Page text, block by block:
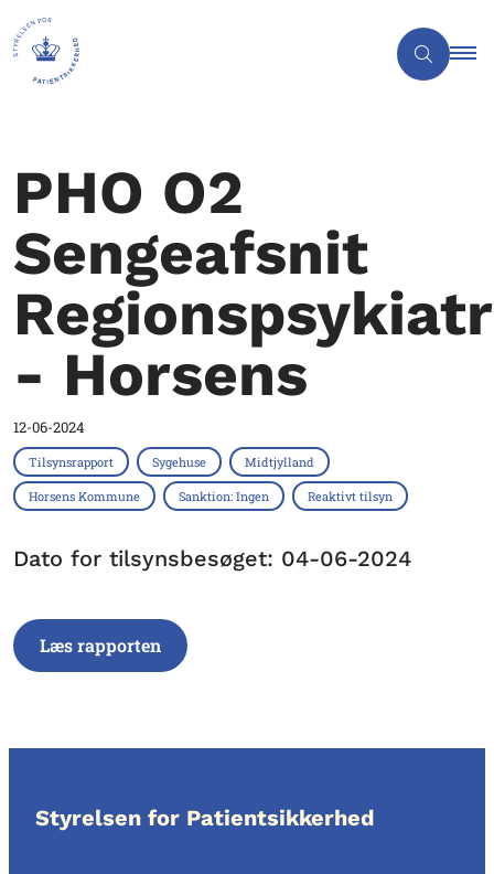
PHO O2
Sengeafsnit
- Horsens
12-06-2024
Tilsynsrapport Sygehuse Midtjylland
Horsens Kommune Sanktion: Ingen Reaktivt tilsyn
Dato for tilsynsbesøget: 04-06-2024
Læs rapporten
Styrelsen for Patientsikkerhed